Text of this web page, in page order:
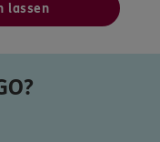
lassen